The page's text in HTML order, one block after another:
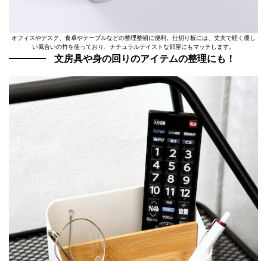
オフィスやデスク、食卓やテーブルなどの整理整頓に便利。仕切り板には、丈夫で軽く優し
い風合いの竹を使っており、ナチュラルテイストな部屋にもマッチします。
文房具や身の回りのアイテムの整理にも！